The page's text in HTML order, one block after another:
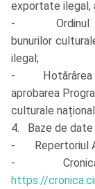
exportate ilegal,
- Ordinul nr.
bunurilor
ilegal;
- Hotărârea de
aprobarea
culturale
4. Baze de date
- Repertoriul
- Cronica
https://